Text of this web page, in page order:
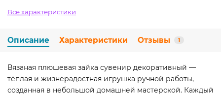
Все характеристики
Описание Характеристики Отзывы 1
Вязаная плюшевая зайка сувенир декоративный —
тёплая и жизнерадостная игрушка ручной работы,
созданная в небольшой домашней мастерской. Каждый